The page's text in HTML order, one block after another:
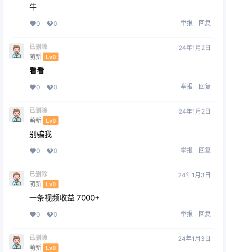
牛
0 0 举报 回复
已删除
萌新 Lv0
24年1月2日
看看
0 0 举报 回复
已删除
萌新 Lv0
24年1月2日
别骗我
0 0 举报 回复
已删除
萌新 Lv0
24年1月3日
一条视频收益 7000+
0 0 举报 回复
已删除
萌新 Lv0
24年1月3日